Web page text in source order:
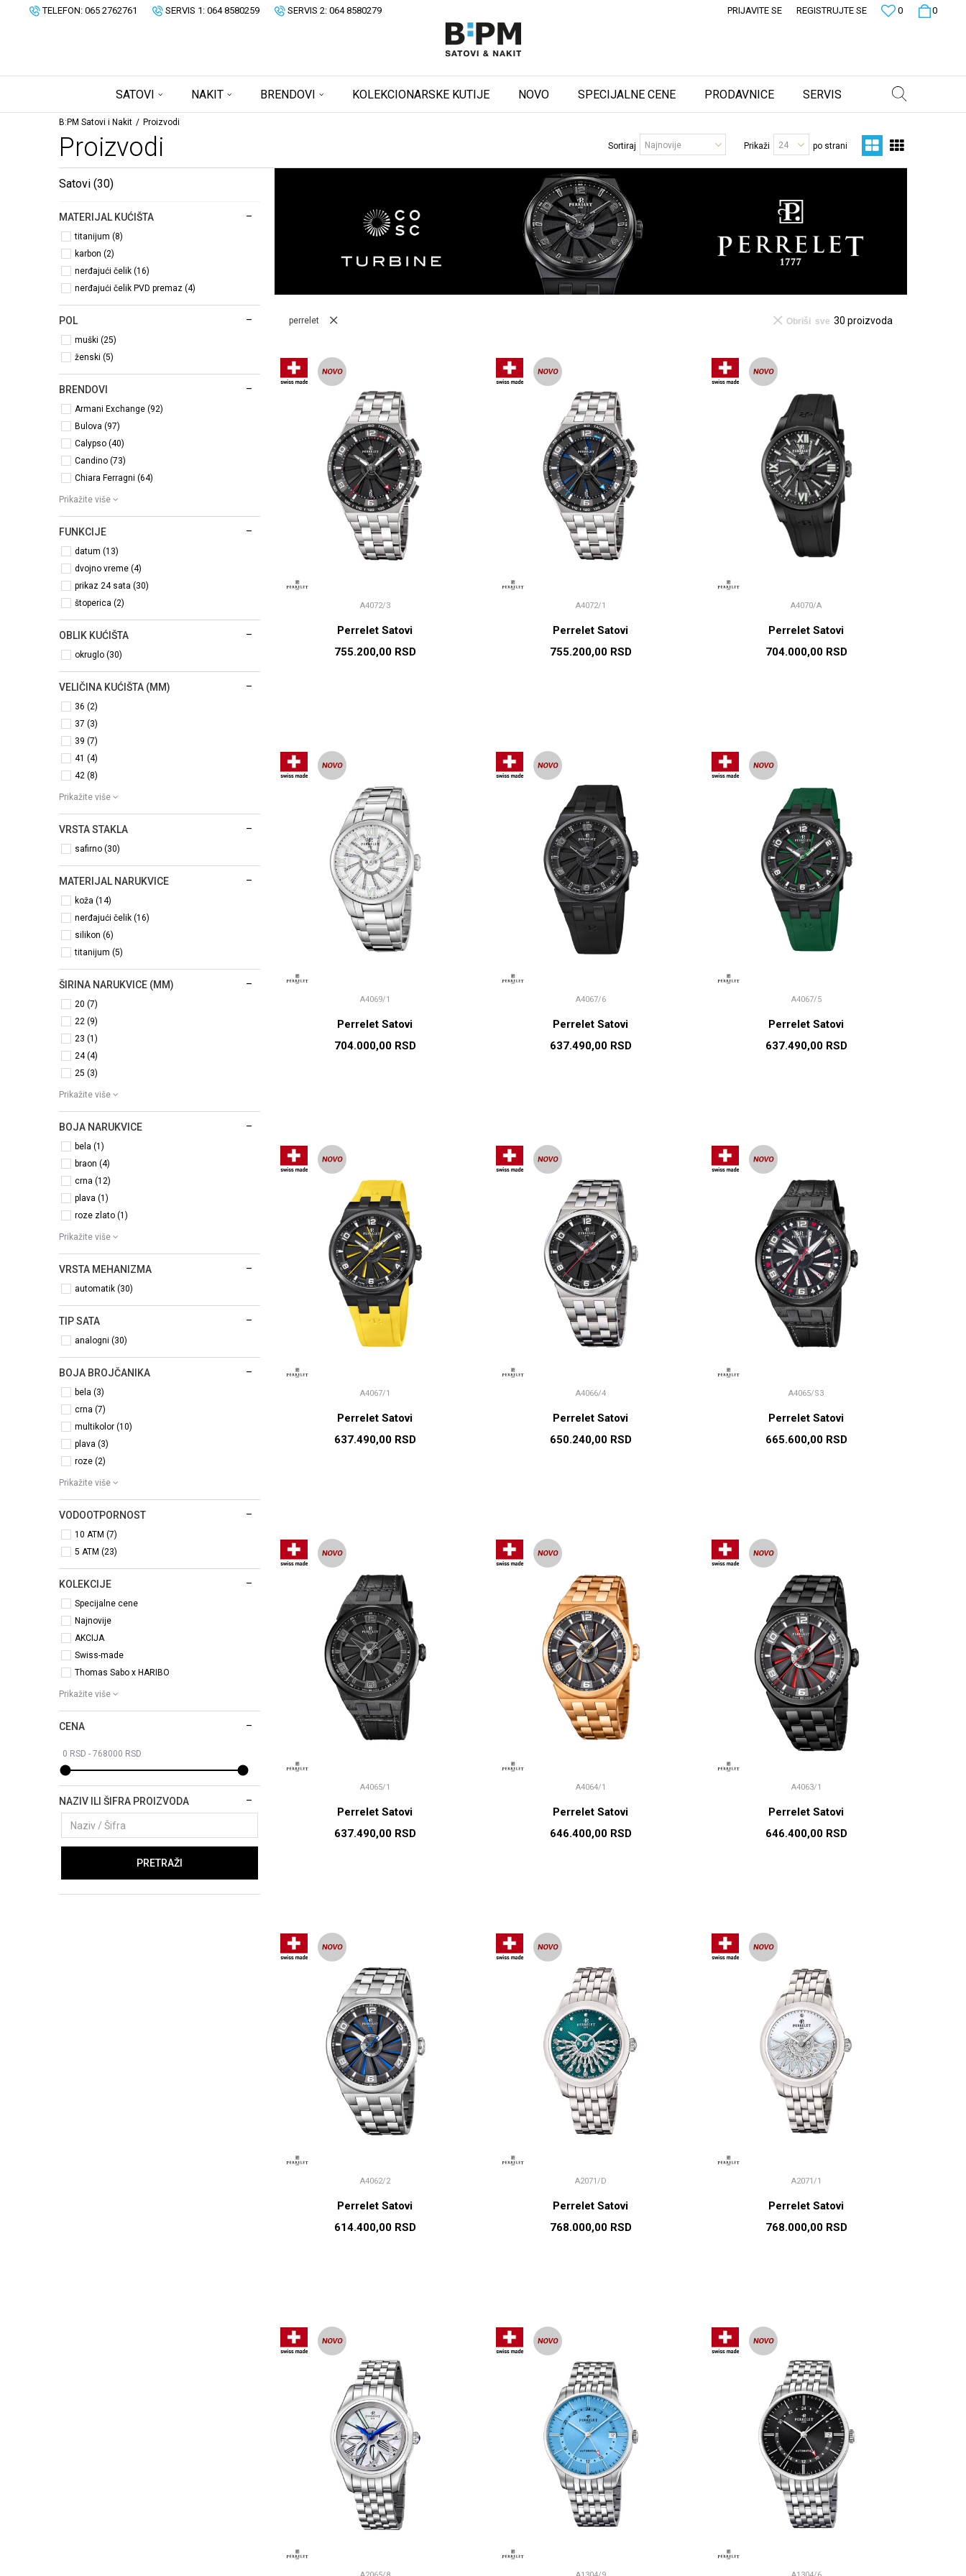
TELEFON: 065 2762761 SERVIS 1: 064 8580259 SERVIS 2: 064 8580279 0
0
PRIJAVITE SE REGISTRUJTE SE
SATOVI NAKIT BRENDOVI KOLEKCIONARSKE KUTIJE NOVO SPECIJALNE CENE PRODAVNICE SERVIS
B:PM Satovi i Nakit Proizvodi
Proizvodi Sortiraj Prikaži po strani
Satovi (30)
MATERIJAL KUĆIŠTA
titanijum (8)
karbon (2)
nerđajući čelik (16)
nerđajući čelik PVD premaz (4)
POL
muški (25)
ženski (5)
BRENDOVI
Armani Exchange (92)
Bulova (97)
Calypso (40)
Candino (73)
Chiara Ferragni (64)
Prikažite više
FUNKCIJE
datum (13)
dvojno vreme (4)
prikaz 24 sata (30)
štoperica (2)
OBLIK KUĆIŠTA
okruglo (30)
VELIČINA KUĆIŠTA (MM)
36 (2)
37 (3)
39 (7)
41 (4)
42 (8)
Prikažite više
VRSTA STAKLA
safirno (30)
MATERIJAL NARUKVICE
koža (14)
nerđajući čelik (16)
silikon (6)
titanijum (5)
ŠIRINA NARUKVICE (MM)
20 (7)
22 (9)
23 (1)
24 (4)
25 (3)
Prikažite više
BOJA NARUKVICE
bela (1)
braon (4)
crna (12)
plava (1)
roze zlato (1)
Prikažite više
VRSTA MEHANIZMA
automatik (30)
TIP SATA
analogni (30)
BOJA BROJČANIKA
bela (3)
crna (7)
multikolor (10)
plava (3)
roze (2)
Prikažite više
VODOOTPORNOST
10 ATM (7)
5 ATM (23)
KOLEKCIJE
Specijalne cene
Najnovije
AKCIJA
Swiss-made
Thomas Sabo x HARIBO
Prikažite više
CENA
NAZIV ILI ŠIFRA PROIZVODA
PRETRAŽI
perrelet 30 proizvoda
Obriši sve
A4072/3
Perrelet Satovi
755.200,00 RSD
A4072/1
Perrelet Satovi
755.200,00 RSD
A4070/A
Perrelet Satovi
704.000,00 RSD
A4069/1
Perrelet Satovi
704.000,00 RSD
A4067/6
Perrelet Satovi
637.490,00 RSD
A4067/5
Perrelet Satovi
637.490,00 RSD
A4067/1
Perrelet Satovi
637.490,00 RSD
A4066/4
Perrelet Satovi
650.240,00 RSD
A4065/S3
Perrelet Satovi
665.600,00 RSD
A4065/1
Perrelet Satovi
637.490,00 RSD
A4064/1
Perrelet Satovi
646.400,00 RSD
A4063/1
Perrelet Satovi
646.400,00 RSD
A4062/2
Perrelet Satovi
614.400,00 RSD
A2071/D
Perrelet Satovi
768.000,00 RSD
A2071/1
Perrelet Satovi
768.000,00 RSD